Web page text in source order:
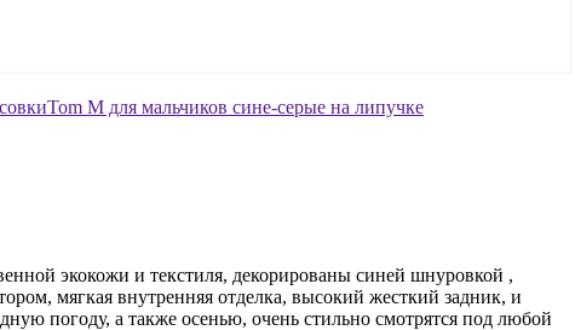
экокожи и текстиля, декорированы синей шнуровкой ,
мягкая внутренняя отделка, высокий жесткий задник, и
погоду, а также осенью, очень стильно смотрятся под любой